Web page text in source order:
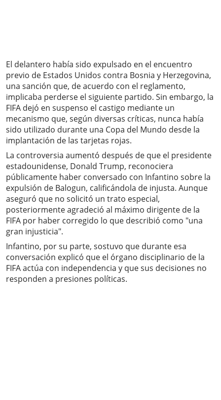
El delantero había sido expulsado en el encuentro
previo de Estados Unidos contra Bosnia y Herzegovina,
una sanción que, de acuerdo con el reglamento,
implicaba perderse el siguiente partido. Sin embargo, la
FIFA dejó en suspenso el castigo mediante un
mecanismo que, según diversas críticas, nunca había
sido utilizado durante una Copa del Mundo desde la
implantación de las tarjetas rojas.
La controversia aumentó después de que el presidente
estadounidense, Donald Trump, reconociera
públicamente haber conversado con Infantino sobre la
expulsión de Balogun, calificándola de injusta. Aunque
aseguró que no solicitó un trato especial,
posteriormente agradeció al máximo dirigente de la
FIFA por haber corregido lo que describió como "una
gran injusticia".
Infantino, por su parte, sostuvo que durante esa
conversación explicó que el órgano disciplinario de la
FIFA actúa con independencia y que sus decisiones no
responden a presiones políticas.